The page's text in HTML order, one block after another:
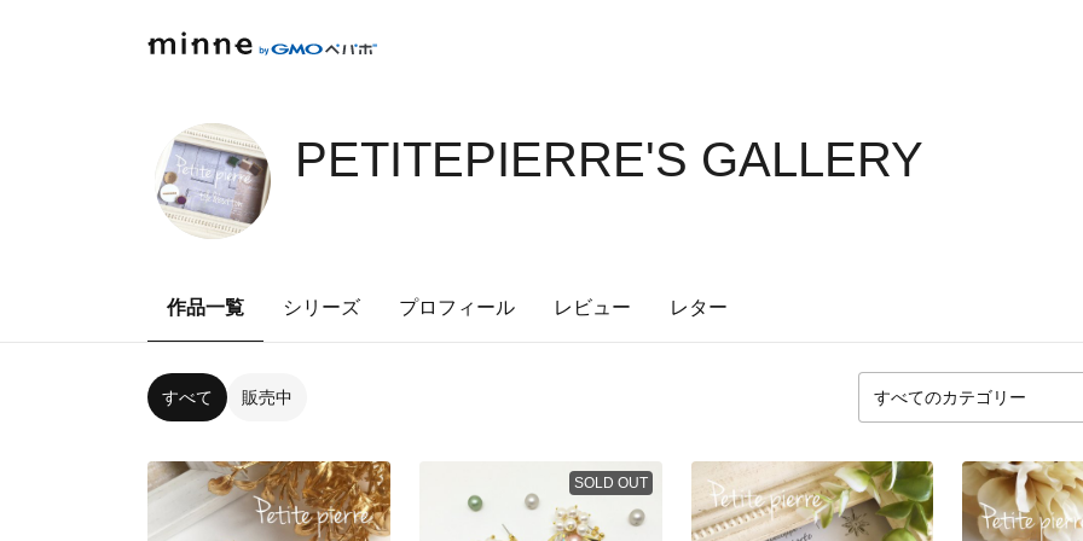
PETITEPIERRE'S GALLERY
作品一覧 シリーズ プロフィール レビュー レター
すべて 販売中
SOLD OUT